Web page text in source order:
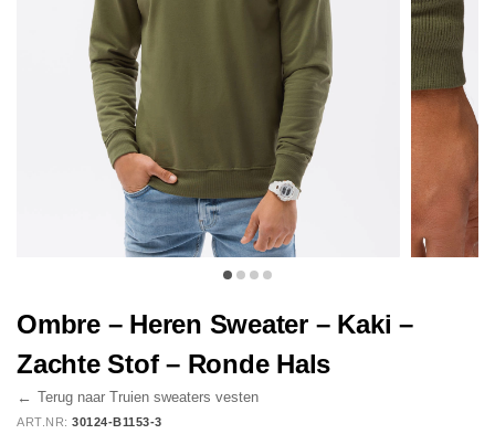
Ombre – Heren Sweater – Kaki –
Zachte Stof – Ronde Hals
← Terug naar Truien sweaters vesten
ART.NR: 30124-B1153-3